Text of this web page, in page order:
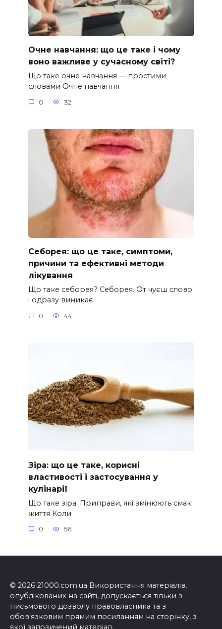
Очне навчання: що це таке і чому
воно важливе у сучасному світі?
Що таке очне навчання — простими
словами Очне навчання
0 32
Себорея: що це таке, симптоми,
причини та ефективні методи
лікування
Що таке себорея? Себорея. От чуєш слово
і одразу виникає
0 44
Зіра: що це таке, корисні
властивості і застосування у
кулінарії
Що таке зіра: Приправи, які змінюють смак
життя Коли
0 56
© 2026 21000.com.ua Використання матеріалів,
опублікованих на сайті, допускається тільки з
письмового дозволу правовласника та з
обов'язковим прямим посиланням на сторінку, з
якої запозичений матеріал.